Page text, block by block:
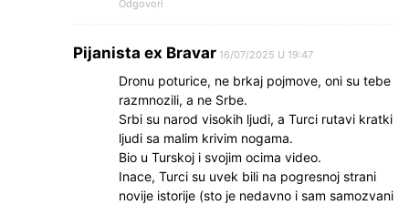
Odgovori
Pijanista ex Bravar 16/07/2025 U 19:47
Dronu poturice, ne brkaj pojmove, oni su tebe
razmnozili, a ne Srbe.
Srbi su narod visokih ljudi, a Turci rutavi kratki
ljudi sa malim krivim nogama.
Bio u Turskoj i svojim ocima video.
Inace, Turci su uvek bili na pogresnoj strani
novije istorije (sto je nedavno i sam samozvani